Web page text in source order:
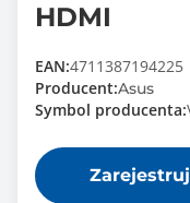
HDMI
EAN:4711387194225
Producent:Asus
Symbol producenta: